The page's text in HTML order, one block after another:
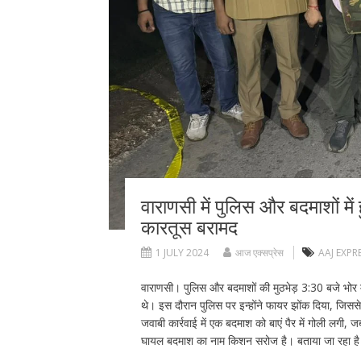
वाराणसी में पुलिस और बदमाशों
कारतूस बरामद
1 JULY 2024 आज एक्सप्रेस AAJ
वाराणसी। पुलिस और बदमाशों की मुठभेड़ 3:30 बजे भोर
थे। इस दौरान पुलिस पर इन्होंने फायर झोंक दिया,
जवाबी कार्रवाई में एक बदमाश को बाएं पैर में गोली
घायल बदमाश का नाम किशन सरोज है। बताया जा रहा